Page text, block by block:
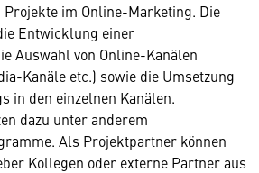
im Online-Marketing. Die
Entwicklung einer
Auswahl von Online-Kanälen
Kanäle etc.) sowie die Umsetzung
in den einzelnen Kanälen.
dazu unter anderem
Als Projektpartner können
Kollegen oder externe Partner aus